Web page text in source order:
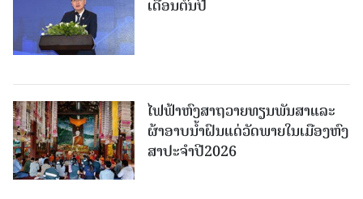
ເດືອນຕົ້ນປີ
ໄຟຟ້າຫົງສາຖວາຍທຽນພັນສາແລະ
ຜ້າອາບນໍ້າຝົນແດ່ວັດພາຍໃນເມືອງຫົງ
ສາປະຈໍາປີ2026